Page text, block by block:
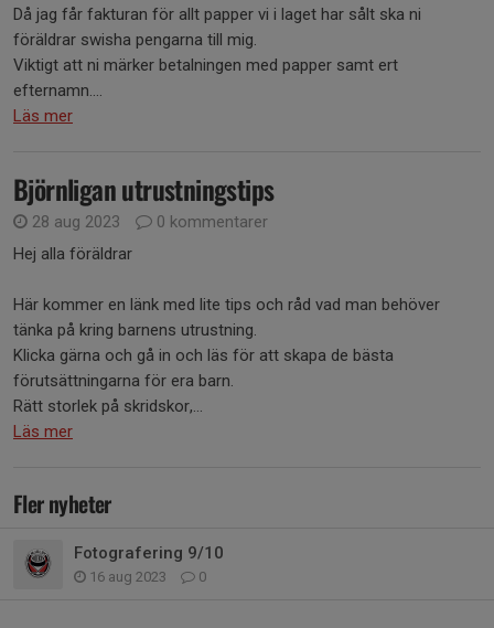
Då jag får fakturan för allt papper vi i laget har sålt ska ni
föräldrar swisha pengarna till mig.
Viktigt att ni märker betalningen med papper samt ert
efternamn....
Läs mer
Björnligan utrustningstips
28 aug 2023
0 kommentarer
Hej alla föräldrar
Här kommer en länk med lite tips och råd vad man behöver
tänka på kring barnens utrustning.
Klicka gärna och gå in och läs för att skapa de bästa
förutsättningarna för era barn.
Rätt storlek på skridskor,...
Läs mer
Fler nyheter
Fotografering 9/10
16 aug 2023 0